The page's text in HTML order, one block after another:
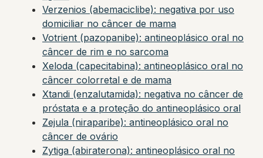
Verzenios (abemaciclibe): negativa por uso
domiciliar no câncer de mama
Votrient (pazopanibe): antineoplásico oral no
câncer de rim e no sarcoma
Xeloda (capecitabina): antineoplásico oral no
câncer colorretal e de mama
Xtandi (enzalutamida): negativa no câncer de
próstata e a proteção do antineoplásico oral
Zejula (niraparibe): antineoplásico oral no
câncer de ovário
Zytiga (abiraterona): antineoplásico oral no